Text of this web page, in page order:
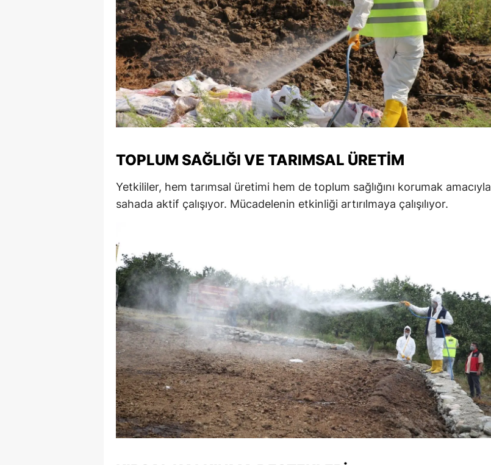
Kırşehir
Kocaeli
Konya
Kütahya
Malatya
Kahramanmaraş
Mardin
Muğla
Niğde
Ordu
Rize
Sakarya
Samsun
Siirt
Sinop
TOPLUM SAĞLIĞI VE TARIMSAL ÜRETIM
Yetkililer, hem tarımsal üretimi hem de toplum sağlığını korumak amacıyla
sahada aktif çalışıyor. Mücadelenin etkinliği artırılmaya çalışılıyor.